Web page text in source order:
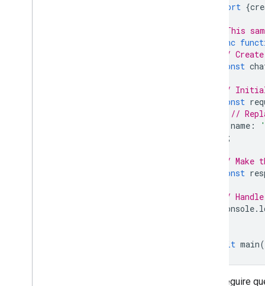
import {
// This
async
//
const
//
const
//
name :
};
// Make
const
//
console.
await main
Per eseguire